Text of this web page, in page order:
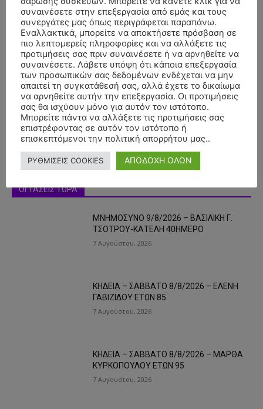
- Advertisment -
ΟΙ ΤΑΣΕΙΣ ΤΩΡΑ
ΜΝΗΜΟΣΥΝΟ 9/8/2026 – ΒΑΣΙΛΙΚΗ Γ.
ΤΣΟΤΡΟΥ-ΚΑΤΕΛΗ 40ΗΜΕΡΟ
7 Αυγούστου, 2026
ΚΗΔΕΙΑ – ΣΑΒΒΑΤΟ 8/8/2026 – ΕΛΕΝΗ
ΓΑΒΙΖΙΔΟΥ ΕΤΩΝ 85
7 Αυγούστου, 2026
ΚΗΔΕΙΑ – ΣΑΒΒΑΤΟ 8/8/2026 – ΜΑΡΘΑ
ΚΥΡΚΟΠΟΥΛΟΥ ΕΤΩΝ 95
7 Αυγούστου, 2026
συναινέσετε στην επεξεργασία από εμάς και τους
συνεργάτες μας όπως περιγράφεται παραπάνω.
Εναλλακτικά, μπορείτε να αποκτήσετε πρόσβαση σε
πιο λεπτομερείς πληροφορίες και να αλλάξετε τις
προτιμήσεις σας πριν συναινέσετε ή να αρνηθείτε να
συναινέσετε. Λάβετε υπόψη ότι κάποια επεξεργασία
των προσωπικών σας δεδομένων ενδέχεται να μην
απαιτεί τη συγκατάθεσή σας, αλλά έχετε το δικαίωμα
να αρνηθείτε αυτήν την επεξεργασία. Οι προτιμήσεις
σας θα ισχύουν μόνο για αυτόν τον ιστότοπο.
Μπορείτε πάντα να αλλάξετε τις προτιμήσεις σας
επιστρέφοντας σε αυτόν τον ιστότοπο ή
επισκεπτόμενοι την πολιτική απορρήτου μας..
ΡΥΘΜΙΣΕΙΣ COOKIES ΑΠΟΔΟΧΗ ΟΛΩΝ